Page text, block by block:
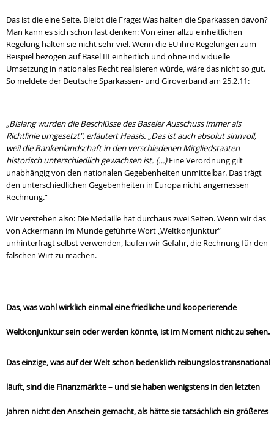
Das ist die eine Seite. Bleibt die Frage: Was halten die Sparkassen davon?
Man kann es sich schon fast denken: Von einer allzu einheitlichen
Regelung halten sie nicht sehr viel. Wenn die EU ihre Regelungen zum
Beispiel bezogen auf Basel III einheitlich und ohne individuelle
Umsetzung in nationales Recht realisieren würde, wäre das nicht so gut.
So meldete der Deutsche Sparkassen- und Giroverband am 25.2.11:
„Bislang wurden die Beschlüsse des Baseler Ausschuss immer als
Richtlinie umgesetzt", erläutert Haasis. „Das ist auch absolut sinnvoll,
weil die Bankenlandschaft in den verschiedenen Mitgliedstaaten
historisch unterschiedlich gewachsen ist. (…)Eine Verordnung gilt
unabhängig von den nationalen Gegebenheiten unmittelbar. Das trägt
den unterschiedlichen Gegebenheiten in Europa nicht angemessen
Rechnung.“
Wir verstehen also: Die Medaille hat durchaus zwei Seiten. Wenn wir das
von Ackermann im Munde geführte Wort „Weltkonjunktur“
unhinterfragt selbst verwenden, laufen wir Gefahr, die Rechnung für den
falschen Wirt zu machen.
Das, was wohl wirklich einmal eine friedliche und kooperierende
Weltkonjunktur sein oder werden könnte, ist im Moment nicht zu sehen.
Das einzige, was auf der Welt schon bedenklich reibungslos transnational
läuft, sind die Finanzmärkte – und sie haben wenigstens in den letzten
Jahren nicht den Anschein gemacht, als hätte sie tatsächlich ein größeres